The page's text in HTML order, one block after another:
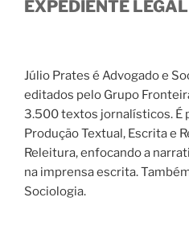
EXPEDIENTE LEGAL
Júlio Prates é Advogado e
editados pelo Grupo
3.500 textos jornalísticos. É
Produção Textual, Escrita e
Releitura, enfocando a
na imprensa escrita.
Sociologia.